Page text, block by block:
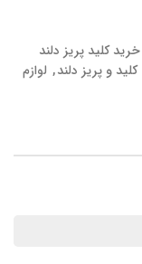
خرید کلید پریز دلند
کلید و پریز دلند, لوازم